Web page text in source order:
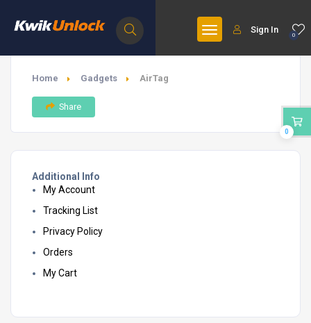
0
Sign In
Home Gadgets AirTag
Share
Additional Info
My Account
Tracking List
Privacy Policy
Orders
My Cart
0